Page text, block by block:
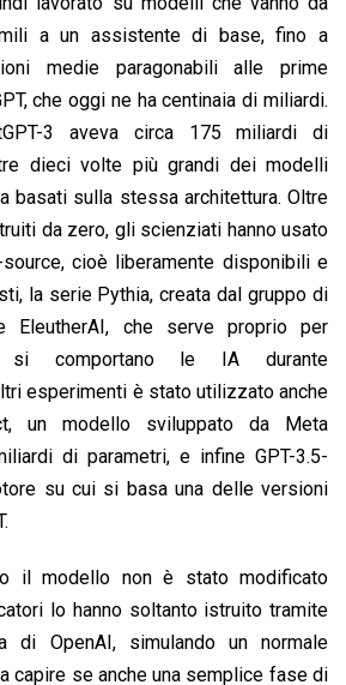
a un assistente di base, fino a
medie paragonabili alle prime
che oggi ne ha centinaia di miliardi.
3 aveva circa 175 miliardi di
dieci volte più grandi dei modelli
basati sulla stessa architettura. Oltre
da zero, gli scienziati hanno usato
cioè liberamente disponibili e
la serie Pythia, creata dal gruppo di
EleutherAI, che serve proprio per
si comportano le IA durante
esperimenti è stato utilizzato anche
un modello sviluppato da Meta
di parametri, e infine GPT-3.5-
su cui si basa una delle versioni
il modello non è stato modificato
lo hanno soltanto istruito tramite
di OpenAI, simulando un normale
capire se anche una semplice fase di